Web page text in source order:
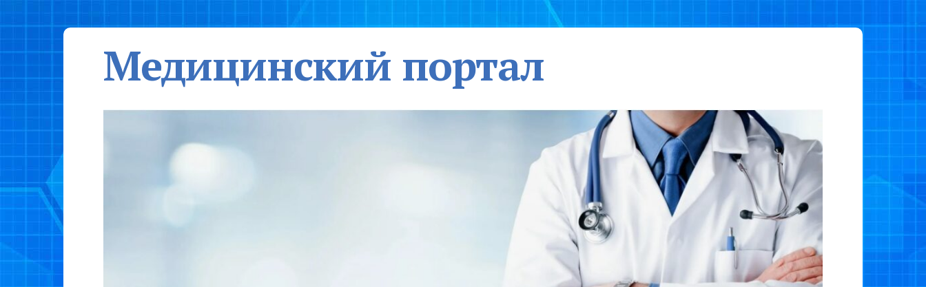
Медицинский портал